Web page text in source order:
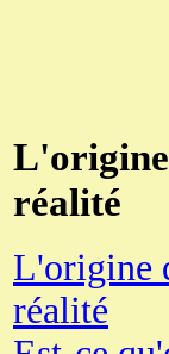
réalité
L'origine
réalité